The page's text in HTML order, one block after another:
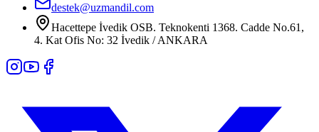
destek@uzmandil.com
Hacettepe İvedik OSB. Teknokenti 1368. Cadde No.61,
4. Kat Ofis No: 32 İvedik / ANKARA